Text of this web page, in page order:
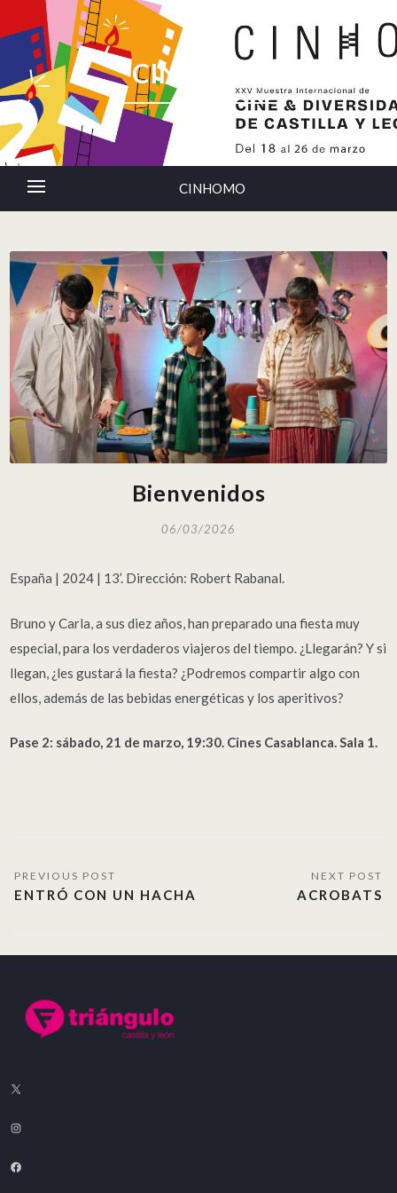
CINHOMO
CINHOMO
Bienvenidos
06/03/2026
España | 2024 | 13’. Dirección: Robert Rabanal.
Bruno y Carla, a sus diez años, han preparado una fiesta muy
especial, para los verdaderos viajeros del tiempo. ¿Llegarán? Y si
llegan, ¿les gustará la fiesta? ¿Podremos compartir algo con
ellos, además de las bebidas energéticas y los aperitivos?
Pase 2: sábado, 21 de marzo, 19:30. Cines Casablanca. Sala 1.
ENTRÓ CON UN HACHA ACROBATS